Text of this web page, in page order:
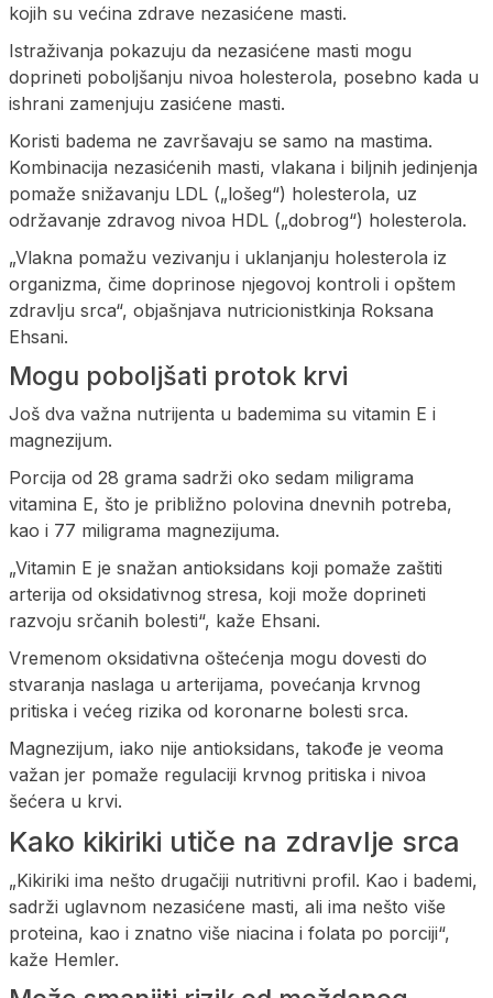
kojih su većina zdrave nezasićene masti.
Istraživanja pokazuju da nezasićene masti mogu
doprineti poboljšanju nivoa holesterola, posebno kada u
ishrani zamenjuju zasićene masti.
Koristi badema ne završavaju se samo na mastima.
Kombinacija nezasićenih masti, vlakana i biljnih jedinjenja
pomaže snižavanju LDL („lošeg“) holesterola, uz
održavanje zdravog nivoa HDL („dobrog“) holesterola.
„Vlakna pomažu vezivanju i uklanjanju holesterola iz
organizma, čime doprinose njegovoj kontroli i opštem
zdravlju srca“, objašnjava nutricionistkinja Roksana
Ehsani.
Mogu poboljšati protok krvi
Još dva važna nutrijenta u bademima su vitamin E i
magnezijum.
Porcija od 28 grama sadrži oko sedam miligrama
vitamina E, što je približno polovina dnevnih potreba,
kao i 77 miligrama magnezijuma.
„Vitamin E je snažan antioksidans koji pomaže zaštiti
arterija od oksidativnog stresa, koji može doprineti
razvoju srčanih bolesti“, kaže Ehsani.
Vremenom oksidativna oštećenja mogu dovesti do
stvaranja naslaga u arterijama, povećanja krvnog
pritiska i većeg rizika od koronarne bolesti srca.
Magnezijum, iako nije antioksidans, takođe je veoma
važan jer pomaže regulaciji krvnog pritiska i nivoa
šećera u krvi.
Kako kikiriki utiče na zdravlje srca
„Kikiriki ima nešto drugačiji nutritivni profil. Kao i bademi,
sadrži uglavnom nezasićene masti, ali ima nešto više
proteina, kao i znatno više niacina i folata po porciji“,
kaže Hemler.